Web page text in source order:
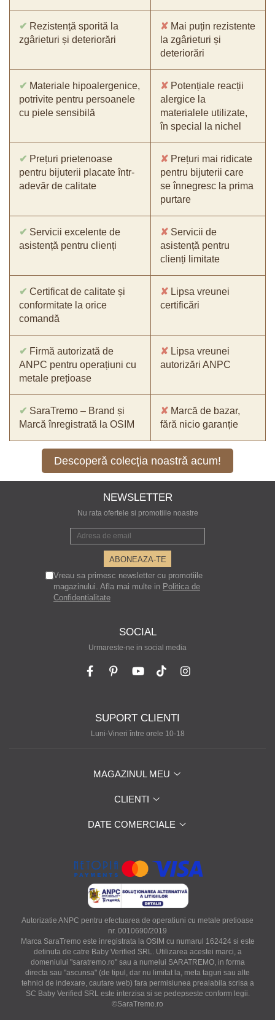
✔ Rezistență sporită la
zgârieturi și deteriorări
✘ Mai puțin rezistente
la zgârieturi și
deteriorări
✔ Materiale hipoalergenice,
potrivite pentru persoanele
cu piele sensibilă
✘ Potențiale reacții
alergice la
materialele utilizate,
în special la nichel
✔ Prețuri prietenoase
pentru bijuterii placate într-
adevăr de calitate
✘ Prețuri mai ridicate
pentru bijuterii care
se înnegresc la prima
purtare
✔ Servicii excelente de
asistență pentru clienți
✘ Servicii de
asistență pentru
clienți limitate
✔ Certificat de calitate și
conformitate la orice
comandă
✘ Lipsa vreunei
certificări
✔ Firmă autorizată de
ANPC pentru operațiuni cu
metale prețioase
✘ Lipsa vreunei
autorizări ANPC
✔ SaraTremo – Brand și
Marcă înregistrată la OSIM
✘ Marcă de bazar,
fără nicio garanție
Descoperă colecția noastră acum!
NEWSLETTER
Nu rata ofertele si promotiile noastre
Vreau sa primesc newsletter cu promotiile
magazinului. Afla mai multe in Politica de
Confidentialitate
SOCIAL
Urmareste-ne in social media
SUPORT CLIENTI
Luni-Vineri între orele 10-18
MAGAZINUL MEU
CLIENTI
DATE COMERCIALE
Autorizatie ANPC pentru efectuarea de operatiuni cu metale pretioase
nr. 0010690/2019
Marca SaraTremo este inregistrata la OSIM cu numarul 162424 si este
detinuta de catre Baby Verified SRL. Utilizarea acestei marci, a
domeniului "saratremo.ro" sau a numelui SARATREMO, in forma
directa sau "ascunsa" (de tipul, dar nu limitat la, meta taguri sau alte
tehnici de indexare, cautare web) fara permisiunea prealabila scrisa a
SC Baby Verified SRL este interzisa si se pedepseste conform legii.
©SaraTremo.ro